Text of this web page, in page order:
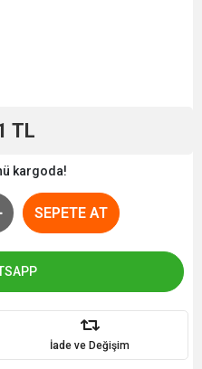
TL
kargoda!
SEPETE AT
İade ve Değişim